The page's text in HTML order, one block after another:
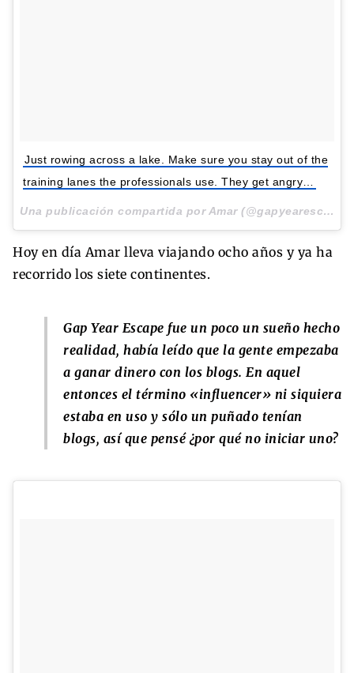
Just rowing across a lake. Make sure you stay out of the
training lanes the professionals use. They get angry…
Una publicación compartida por Amar (@gapyearescape) el
Hoy en día Amar lleva viajando ocho años y ya ha
recorrido los siete continentes.
Gap Year Escape fue un poco un sueño hecho
realidad, había leído que la gente empezaba
a ganar dinero con los blogs. En aquel
entonces el término «influencer» ni siquiera
estaba en uso y sólo un puñado tenían
blogs, así que pensé ¿por qué no iniciar uno?